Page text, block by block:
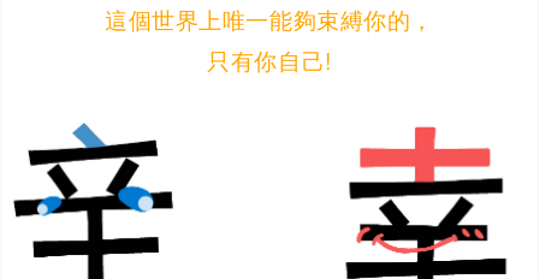
這個世界上唯一能夠束縛你的，
只有你自己!